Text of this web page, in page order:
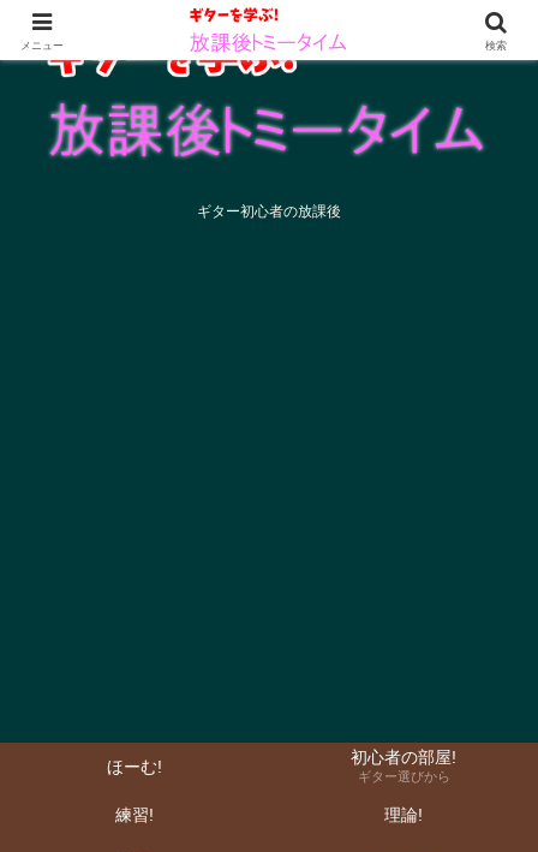
ギター初心者の放課後
ほーむ! 初心者の部屋!
ギター選びから
練習! 理論!
メニュー 検索